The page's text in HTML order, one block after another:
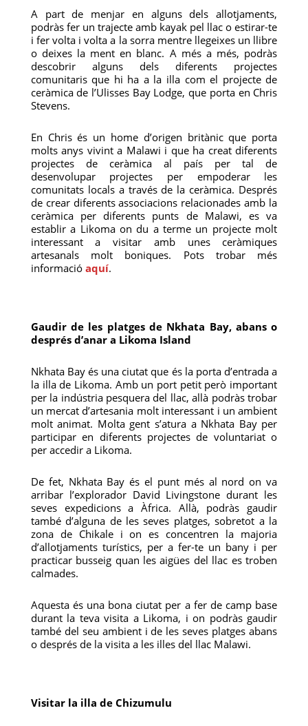
A part de menjar en alguns dels allotjaments,
podràs fer un trajecte amb kayak pel llac o estirar-te
i fer volta i volta a la sorra mentre llegeixes un llibre
o deixes la ment en blanc. A més a més, podràs
descobrir alguns dels diferents projectes
comunitaris que hi ha a la illa com el projecte de
ceràmica de l’Ulisses Bay Lodge, que porta en Chris
Stevens.
En Chris és un home d’origen britànic que porta
molts anys vivint a Malawi i que ha creat diferents
projectes de ceràmica al país per tal de
desenvolupar projectes per empoderar les
comunitats locals a través de la ceràmica. Després
de crear diferents associacions relacionades amb la
ceràmica per diferents punts de Malawi, es va
establir a Likoma on du a terme un projecte molt
interessant a visitar amb unes ceràmiques
artesanals molt boniques. Pots trobar més
informació aquí.
Gaudir de les platges de Nkhata Bay, abans o
després d’anar a Likoma Island
Nkhata Bay és una ciutat que és la porta d’entrada a
la illa de Likoma. Amb un port petit però important
per la indústria pesquera del llac, allà podràs trobar
un mercat d’artesania molt interessant i un ambient
molt animat. Molta gent s’atura a Nkhata Bay per
participar en diferents projectes de voluntariat o
per accedir a Likoma.
De fet, Nkhata Bay és el punt més al nord on va
arribar l’explorador David Livingstone durant les
seves expedicions a Àfrica. Allà, podràs gaudir
també d’alguna de les seves platges, sobretot a la
zona de Chikale i on es concentren la majoria
d’allotjaments turístics, per a fer-te un bany i per
practicar busseig quan les aigües del llac es troben
calmades.
Aquesta és una bona ciutat per a fer de camp base
durant la teva visita a Likoma, i on podràs gaudir
també del seu ambient i de les seves platges abans
o després de la visita a les illes del llac Malawi.
Visitar la illa de Chizumulu